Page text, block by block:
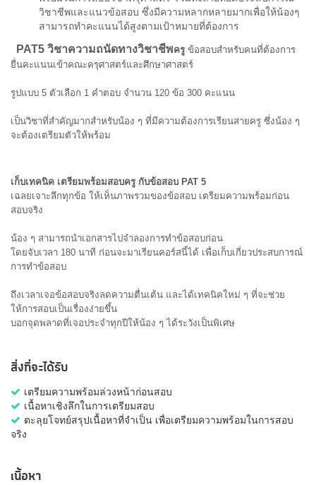
วิชาชีพและแนวข้อสอบ ซึ่งมีความหลากหลายมากเพื่อให้น้องๆ
สามารถทำคะแนนได้สูงตามเป้าหมายที่ต้องการ
PAT5 วิชาความถนัดทางวิชาชีพครู ข้อสอบสำหรับคนที่ต้องการ
ยื่นคะแนนเข้าคณะครุศาสตร์และศึกษาศาสตร์
รูปแบบ 5 ตัวเลือก 1 คําตอบ จำนวน 120 ข้อ 300 คะแนน
เป็นวิชาที่สำคัญมากสำหรับน้อง ๆ ที่มีความต้องการเรียนสายครู ซึ่งน้อง ๆ
จะต้องเตรียมตัวให้พร้อม
เก็บเทคนิค เตรียมพร้อมสอบครู กับข้อสอบ PAT 5
เฉลยเจาะลึกทุกข้อ ให้เห็นภาพรวมของข้อสอบ เตรียมความพร้อมก่อน
สอบจริง
น้อง ๆ สามารถนำเอกสารไปจำลองการทำข้อสอบก่อน
โดยจับเวลา 180 นาที ก่อนจะมาเรียนคอร์สนี้ได้ เพื่อเก็บเกี่ยวประสบการณ์
การทำข้อสอบ
ถึงเวลาเจอข้อสอบจริงลดความตื่นเต้น และได้เทคนิคใหม่ ๆ ที่จะช่วย
ให้การสอบเป็นเรื่องง่ายขึ้น
บอกจุดพลาดที่เจอประจำทุกปีให้น้อง ๆ ได้ระวังเป็นพิเศษ
สิ่งที่จะได้รับ
เตรียมความพร้อมล่วงหน้าก่อนสอบ
เนื้อหาเชิงลึกในการเตรียมสอบ
ตะลุยโจทย์สรุปเนื้อหาที่จำเป็น เพื่อเตรียมความพร้อมในการสอบ
จริง
เนื้อหา